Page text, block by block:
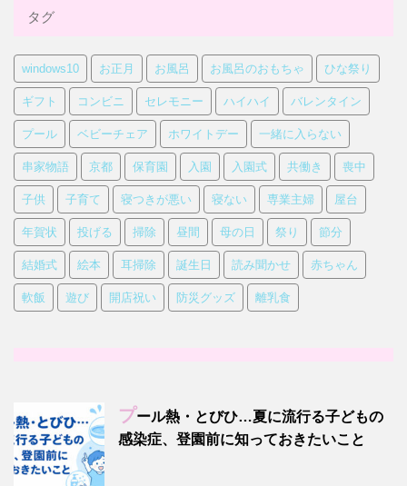
タグ
windows10 お正月 お風呂 お風呂のおもちゃ ひな祭り
ギフト コンビニ セレモニー ハイハイ バレンタイン
プール ベビーチェア ホワイトデー 一緒に入らない
串家物語 京都 保育園 入園 入園式 共働き 喪中
子供 子育て 寝つきが悪い 寝ない 専業主婦 屋台
年賀状 投げる 掃除 昼間 母の日 祭り 節分
結婚式 絵本 耳掃除 誕生日 読み聞かせ 赤ちゃん
軟飯 遊び 開店祝い 防災グッズ 離乳食
プール熱・とびひ…夏に流行る子どもの
感染症、登園前に知っておきたいこと